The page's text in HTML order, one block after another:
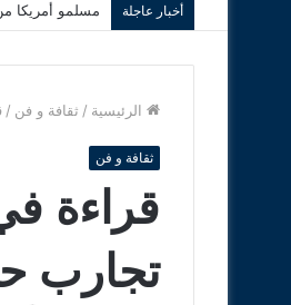
أخبار عاجلة مسلمو أمريكا
الرئيسية / ثقافة و فن /
ثقافة و فن
قراءة
تجارب